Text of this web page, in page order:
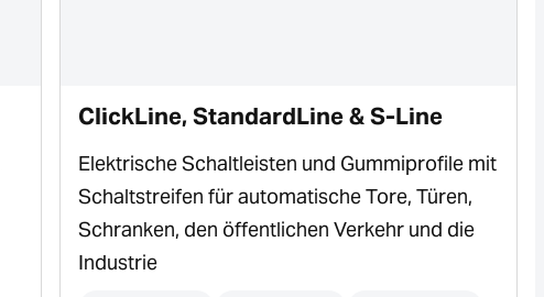
ClickLine, StandardLine & S-Line
Elektrische Schaltleisten und Gummiprofile mit
Schaltstreifen für automatische Tore, Türen,
Schranken, den öffentlichen Verkehr und die
Industrie